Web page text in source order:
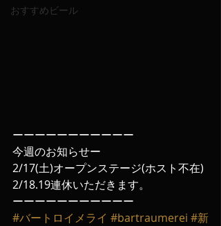
おすすめビール
ーーーーーーーーーーー
今週のお知らせー
2/17(土)オープンステージ(ホスト不在)
2/18.19連休いただきます。
ーーーーーーーーーーー
#バートロイメライ #bartraumerei #新